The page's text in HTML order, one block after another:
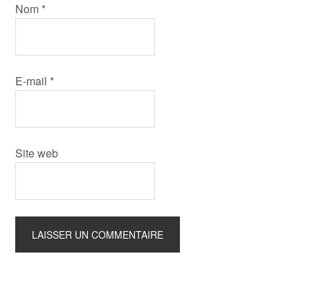
Nom *
E-mail *
Site web